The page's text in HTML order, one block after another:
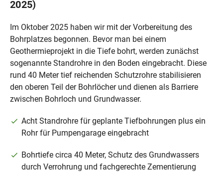
2025)
Im Oktober 2025 haben wir mit der Vorbereitung des
Bohrplatzes begonnen. Bevor man bei einem
Geothermieprojekt in die Tiefe bohrt, werden zunächst
sogenannte Standrohre in den Boden eingebracht. Diese
rund 40 Meter tief reichenden Schutzrohre stabilisieren
den oberen Teil der Bohrlöcher und dienen als Barriere
zwischen Bohrloch und Grundwasser.
Acht Standrohre für geplante Tiefbohrungen plus ein
Rohr für Pumpengarage eingebracht
Bohrtiefe circa 40 Meter, Schutz des Grundwassers
durch Verrohrung und fachgerechte Zementierung